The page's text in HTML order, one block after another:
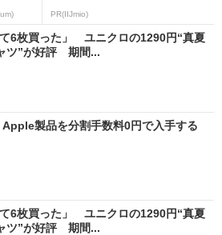
PR(IIJmio)
て6枚買った」 ユニクロの1290円“真夏
ツ”が好評 期間...
Apple製品を分割手数料0円で入手する
て6枚買った」 ユニクロの1290円“真夏
ツ”が好評 期間...